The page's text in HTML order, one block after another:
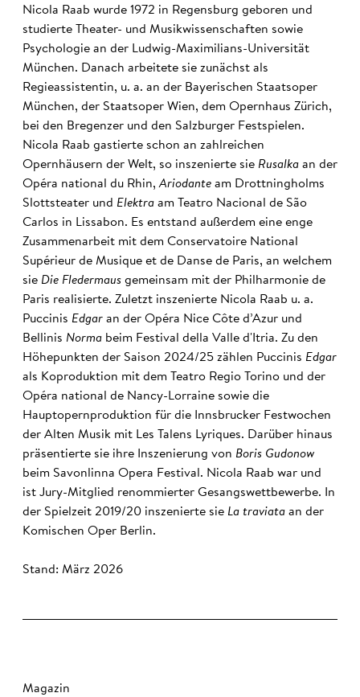
Nicola Raab wurde 1972 in Regensburg geboren und
studierte Theater- und Musikwissenschaften sowie
Psychologie an der Ludwig-Maximilians-Universität
München. Danach arbeitete sie zunächst als
Regieassistentin, u. a. an der Bayerischen Staatsoper
München, der Staatsoper Wien, dem Opernhaus Zürich,
bei den Bregenzer und den Salzburger Festspielen.
Nicola Raab gastierte schon an zahlreichen
Opernhäusern der Welt, so inszenierte sie Rusalka an der
Opéra national du Rhin,Ariodante am Drottningholms
Slottsteater und Elektra am Teatro Nacional de São
Carlos in Lissabon. Es entstand außerdem eine enge
Zusammenarbeit mit dem Conservatoire National
Supérieur de Musique et de Danse de Paris, an welchem
sie Die Fledermaus gemeinsam mit der Philharmonie de
Paris realisierte. Zuletzt inszenierte Nicola Raab u. a.
Puccinis Edgar an der Opéra Nice Côte d’Azur und
Bellinis Norma beim Festival della Valle d'Itria. Zu den
Höhepunkten der Saison 2024/25 zählen Puccinis Edgar
als Koproduktion mit dem Teatro Regio Torino und der
Opéra national de Nancy-Lorraine sowie die
Hauptopernproduktion für die Innsbrucker Festwochen
der Alten Musik mit Les Talens Lyriques. Darüber hinaus
präsentierte sie ihre Inszenierung von Boris Gudonow
beim Savonlinna Opera Festival. Nicola Raab war und
ist Jury-Mitglied renommierter Gesangswettbewerbe. In
der Spielzeit 2019/20 inszenierte sie La traviata an der
Komischen Oper Berlin.
Stand: März 2026
Magazin